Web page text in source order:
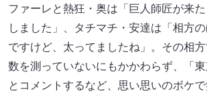
ファーレと熱狂・奥は「巨人師匠が来
しました」、タチマチ・安達は「相方
ですけど、太ってましたね」。その相
数を測っていないにもかかわらず、「東
とコメントするなど、思い思いのボケで